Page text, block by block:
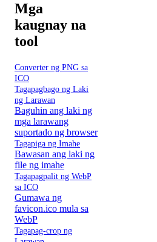
Mga
kaugnay na
tool
Converter ng PNG sa
ICO
Tagapagbago ng Laki
ng Larawan
Baguhin ang laki ng
mga larawang
suportado ng browser
Tagapiga ng Imahe
Bawasan ang laki ng
file ng imahe
Tagapagpalit ng WebP
sa ICO
Gumawa ng
favicon.ico mula sa
WebP
Tagapag-crop ng